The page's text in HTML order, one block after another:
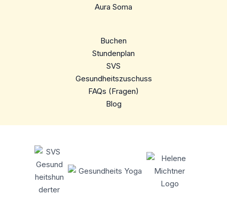
Aura Soma
Buchen
Stundenplan
SVS
Gesundheitszuschuss
FAQs (Fragen)
Blog